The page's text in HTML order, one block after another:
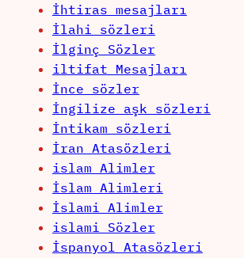
İhtiras mesajları
İlahi sözleri
İlginç Sözler
iltifat Mesajları
İnce sözler
İngilize aşk sözleri
İntikam sözleri
İran Atasözleri
islam Alimler
İslam Alimleri
İslami Alimler
islami Sözler
İspanyol Atasözleri